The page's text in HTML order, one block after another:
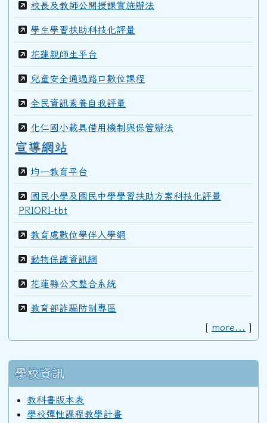
校長及教師公開授課實施辦法
學生學習扶助科技化評量
花蓮親師生平台
兒童安全通過路口數位課程
全民資訊素養自我評量
化仁國小載具借用機制與保管辦法
宣導網站
均一教育平台
國民小學及國民中學學習扶助方案科技化評量
PRIORI-tbt
教育處數位學伴入學網
動物保護資訊網
花蓮縣公文整合系統
教育部詐騙防制專區
[ more... ]
學校資訊
教科書版本表
學校彈性課程教學計畫